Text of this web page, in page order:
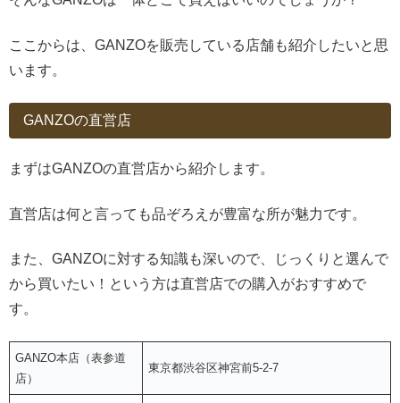
ここからは、GANZOを販売している店舗も紹介したいと思
います。
GANZOの直営店
まずはGANZOの直営店から紹介します。
直営店は何と言っても品ぞろえが豊富な所が魅力です。
また、GANZOに対する知識も深いので、じっくりと選んで
から買いたい！という方は直営店での購入がおすすめで
す。
GANZO本店（表参道
店）
東京都渋谷区神宮前5-2-7